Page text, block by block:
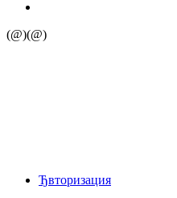
(@)(@)
Ђвторизация